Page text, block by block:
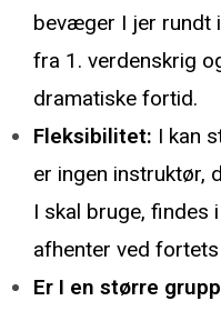
bevæger I jer rundt
fra 1. verdenskrig
dramatiske fortid.
Fleksibilitet: I kan
er ingen instruktør,
I skal bruge, findes
afhenter ved
Er I en større